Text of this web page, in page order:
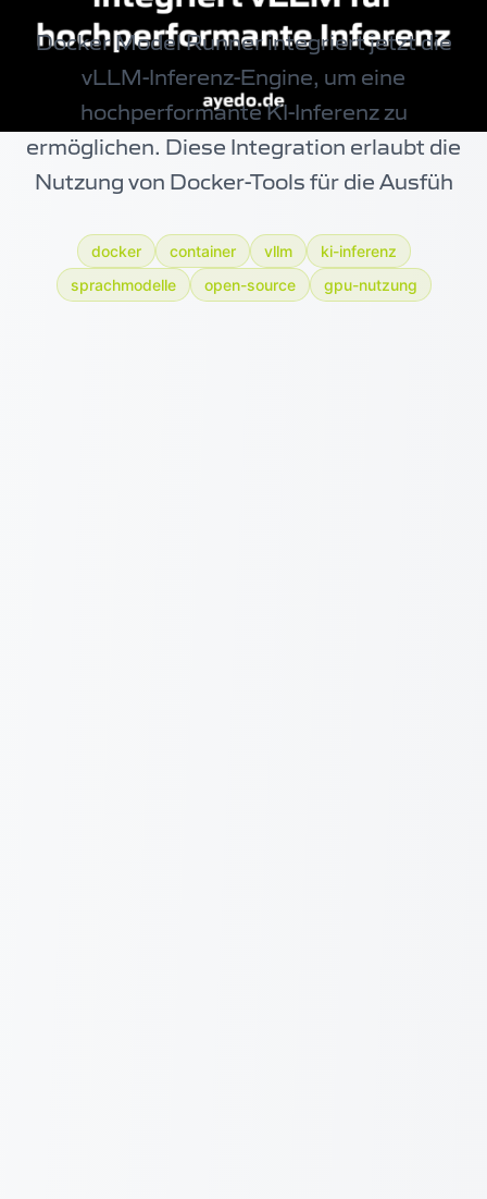
Docker Model Runner integriert jetzt die
vLLM-Inferenz-Engine, um eine
hochperformante KI-Inferenz zu
ermöglichen. Diese Integration erlaubt die
Nutzung von Docker-Tools für die Ausfüh
docker container vllm
ki-inferenz
sprachmodelle
open-source gpu-nutzung